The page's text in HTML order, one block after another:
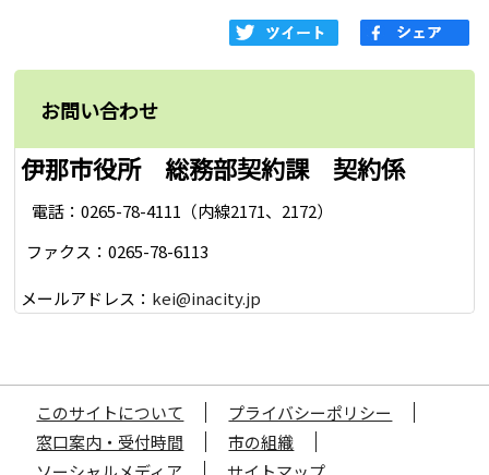
お問い合わせ
伊那市役所 総務部契約課 契約係
電話：0265-78-4111（内線2171、2172）
ファクス：0265-78-6113
メールアドレス： kei@inacity.jp
このサイトについて
プライバシーポリシー
窓口案内・受付時間
市の組織